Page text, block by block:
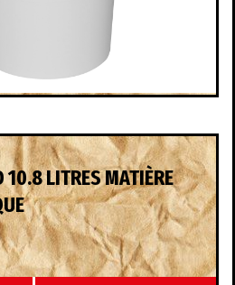
10.8 LITRES MATIÈRE